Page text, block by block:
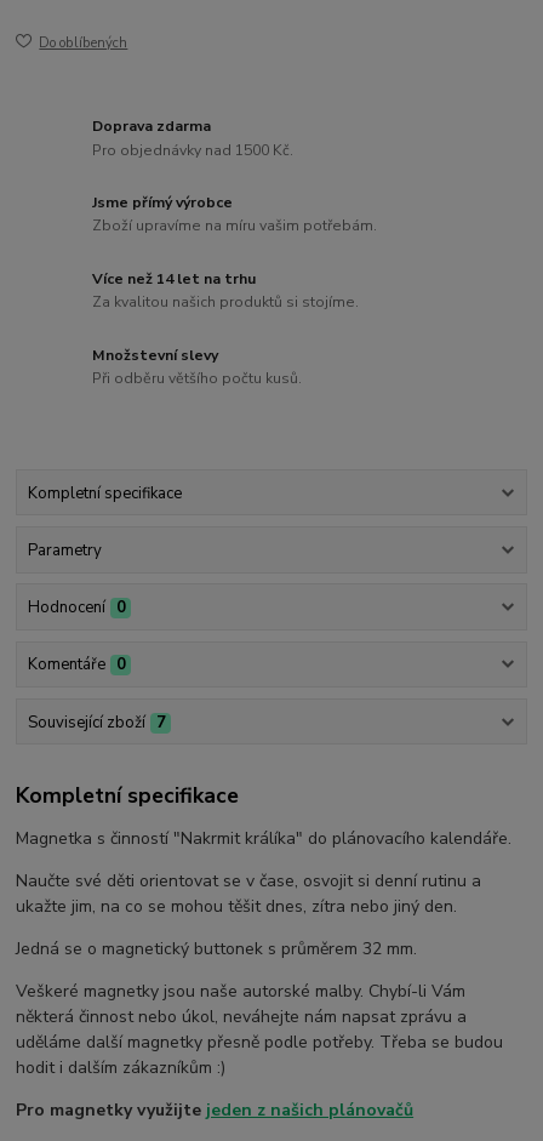
Do oblíbených
Doprava zdarma
Pro objednávky nad 1500 Kč.
Jsme přímý výrobce
Zboží upravíme na míru vašim potřebám.
Více než 14 let na trhu
Za kvalitou našich produktů si stojíme.
Množstevní slevy
Při odběru většího počtu kusů.
Kompletní specifikace
Parametry
Hodnocení 0
Komentáře 0
Související zboží 7
Kompletní specifikace
Magnetka s činností "Nakrmit králíka" do plánovacího kalendáře.
Naučte své děti orientovat se v čase, osvojit si denní rutinu a
ukažte jim, na co se mohou těšit dnes, zítra nebo jiný den.
Jedná se o magnetický buttonek s průměrem 32 mm.
Veškeré magnetky jsou naše autorské malby. Chybí-li Vám
některá činnost nebo úkol, neváhejte nám napsat zprávu a
uděláme další magnetky přesně podle potřeby. Třeba se budou
hodit i dalším zákazníkům :)
Pro magnetky využijte jeden z našich plánovačů